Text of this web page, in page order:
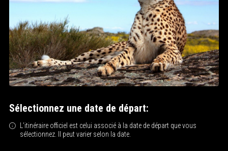
Sélectionnez une date de départ:
L’itinéraire officiel est celui associé à la date de départ que vous
sélectionnez. Il peut varier selon la date.